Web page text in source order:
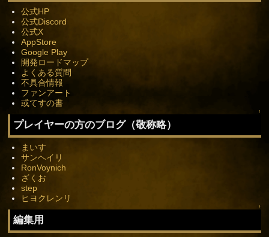
公式HP
公式Discord
公式X
AppStore
Google Play
開発ロードマップ
よくある質問
不具合情報
ファンアート
或てすの書
↑
プレイヤーの方のブログ（敬称略）
まいす
サンヘイリ
RonVoynich
ざくお
step
ヒヨクレンリ
↑
編集用